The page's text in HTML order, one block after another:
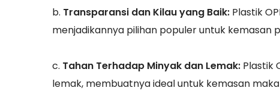
b. Transparansi dan Kilau yang Baik: Plastik
menjadikannya pilihan populer untuk kemasan
c. Tahan Terhadap Minyak dan Lemak: Plastik
lemak, membuatnya ideal untuk kemasan